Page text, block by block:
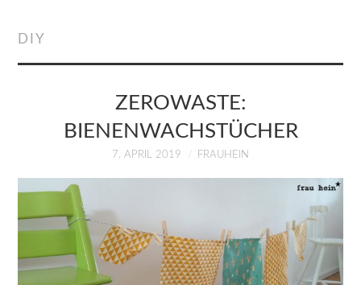
ÜBER MICH
BLOG
DIY
ZEROWASTE:
BIENENWACHSTÜCHER
7. APRIL 2019 FRAUHEIN